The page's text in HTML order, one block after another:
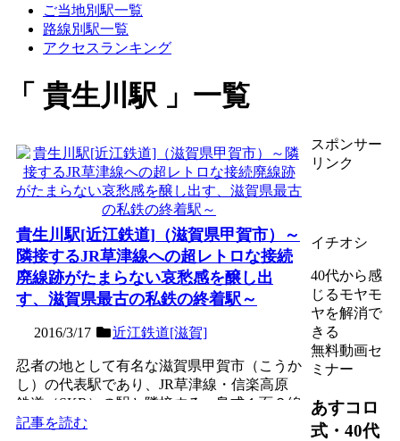
ご当地別駅一覧
路線別駅一覧
アクセスランキング
貴生川駅 一覧
貴生川駅[近江鉄道]（滋賀県甲賀市）～
隣接するJR草津線への超レトロな接続
廃線跡がたまらない哀愁感を醸し出
す、滋賀県最古の私鉄の終着駅～
2016/3/17 近江鉄道[滋賀]
忍者の地として有名な滋賀県甲賀市（こうか
し）の代表駅であり、JR草津線・信楽高原
鉄道（SKR）の駅と隣接する、島式１面２線
の地上駅。元々JR...
記事を読む
スポンサー
リンク
イチオシ
40代から感
じるモヤモ
ヤを解消で
きる
無料動画セ
ミナー
あすコロ
式・40代